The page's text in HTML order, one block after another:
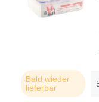
Bald wieder
lieferbar